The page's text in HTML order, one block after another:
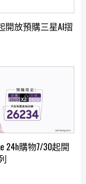
開放預購三星AI摺
24h購物7/30起開